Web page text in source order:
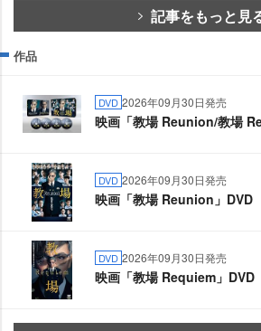
記事をもっと見
作品
DVD 2026年09月30日発売
映画「教場 Reunion/教場
DVD 2026年09月30日発売
映画「教場 Reunion」DVD
DVD 2026年09月30日発売
映画「教場 Requiem」DVD